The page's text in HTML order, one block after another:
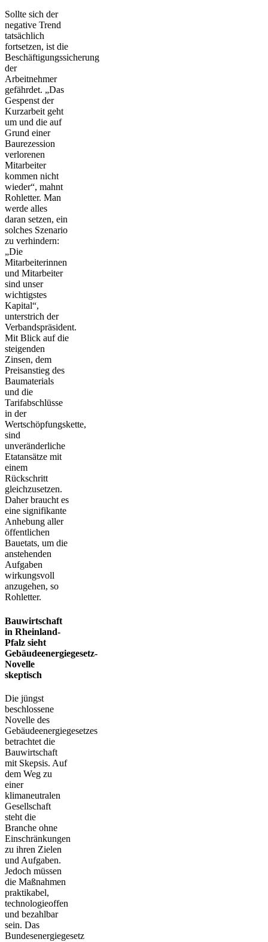
Sollte sich der
negative Trend
tatsächlich
fortsetzen, ist die
Beschäftigungssicherung
der
Arbeitnehmer
gefährdet. „Das
Gespenst der
Kurzarbeit geht
um und die auf
Grund einer
Baurezession
verlorenen
Mitarbeiter
kommen nicht
wieder“, mahnt
Rohletter. Man
werde alles
daran setzen, ein
solches Szenario
zu verhindern:
„Die
Mitarbeiterinnen
und Mitarbeiter
sind unser
wichtigstes
Kapital“,
unterstrich der
Verbandspräsident.
Mit Blick auf die
steigenden
Zinsen, dem
Preisanstieg des
Baumaterials
und die
Tarifabschlüsse
in der
Wertschöpfungskette,
sind
unveränderliche
Etatansätze mit
einem
Rückschritt
gleichzusetzen.
Daher braucht es
eine signifikante
Anhebung aller
öffentlichen
Bauetats, um die
anstehenden
Aufgaben
wirkungsvoll
anzugehen, so
Rohletter.
Bauwirtschaft
in Rheinland-
Pfalz sieht
Gebäudeenergiegesetz-
Novelle
skeptisch
Die jüngst
beschlossene
Novelle des
Gebäudeenergiegesetzes
betrachtet die
Bauwirtschaft
mit Skepsis. Auf
dem Weg zu
einer
klimaneutralen
Gesellschaft
steht die
Branche ohne
Einschränkungen
zu ihren Zielen
und Aufgaben.
Jedoch müssen
die Maßnahmen
praktikabel,
technologieoffen
und bezahlbar
sein. Das
Bundesenergiegesetz